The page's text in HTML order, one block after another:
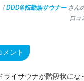
( DDD@転勤族サウナー さん
口コ
メント
ライサウナが階段状にな